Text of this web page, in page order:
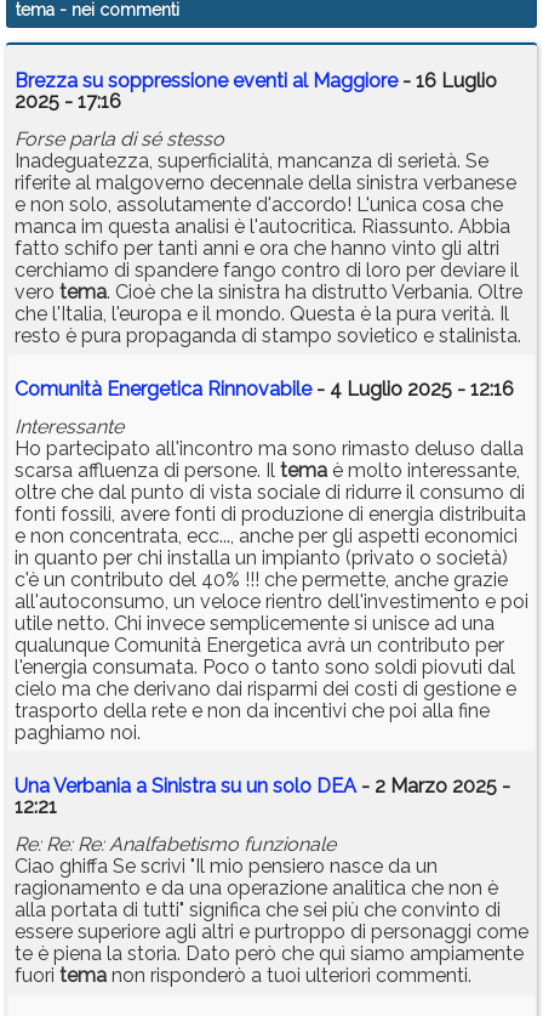
tema - nei commenti
Brezza su soppressione eventi al Maggiore- 16 Luglio
2025 - 17:16
Forse parla di sé stesso
Inadeguatezza, superficialità, mancanza di serietà. Se
riferite al malgoverno decennale della sinistra verbanese
e non solo, assolutamente d'accordo! L'unica cosa che
manca im questa analisi è l'autocritica. Riassunto. Abbia
fatto schifo per tanti anni e ora che hanno vinto gli altri
cerchiamo di spandere fango contro di loro per deviare il
vero tema. Cioè che la sinistra ha distrutto Verbania. Oltre
che l'Italia, l'europa e il mondo. Questa è la pura verità. Il
resto è pura propaganda di stampo sovietico e stalinista.
Comunità Energetica Rinnovabile- 4 Luglio 2025 - 12:16
Interessante
Ho partecipato all'incontro ma sono rimasto deluso dalla
scarsa affluenza di persone. Il tema è molto interessante,
oltre che dal punto di vista sociale di ridurre il consumo di
fonti fossili, avere fonti di produzione di energia distribuita
e non concentrata, ecc..., anche per gli aspetti economici
in quanto per chi installa un impianto (privato o società)
c'è un contributo del 40% !!! che permette, anche grazie
all'autoconsumo, un veloce rientro dell'investimento e poi
utile netto. Chi invece semplicemente si unisce ad una
qualunque Comunità Energetica avrà un contributo per
l'energia consumata. Poco o tanto sono soldi piovuti dal
cielo ma che derivano dai risparmi dei costi di gestione e
trasporto della rete e non da incentivi che poi alla fine
paghiamo noi.
Una Verbania a Sinistra su un solo DEA- 2 Marzo 2025 -
12:21
Re: Re: Re: Analfabetismo funzionale
Ciao ghiffa Se scrivi "Il mio pensiero nasce da un
ragionamento e da una operazione analitica che non è
alla portata di tutti" significa che sei più che convinto di
essere superiore agli altri e purtroppo di personaggi come
te è piena la storia. Dato però che quì siamo ampiamente
fuori tema non risponderò a tuoi ulteriori commenti.